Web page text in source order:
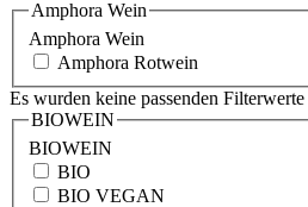
Amphora Wein
Amphora Wein
Amphora Rotwein
Es wurden keine passenden
BIOWEIN
BIOWEIN
BIO
BIO VEGAN